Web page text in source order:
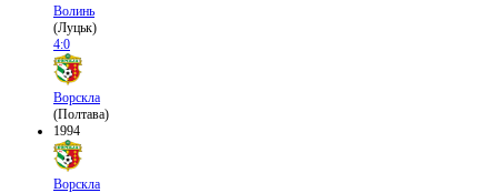
Волинь
(Луцьк)
4:0
Ворскла
(Полтава)
1994
Ворскла